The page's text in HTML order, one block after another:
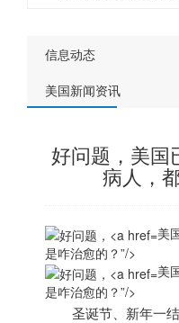
信息动态
美国新闻资讯
好问题，美国
病人，
美
是咋治愈的？”/>
美
是咋治愈的？”/>
圣诞节、新年一